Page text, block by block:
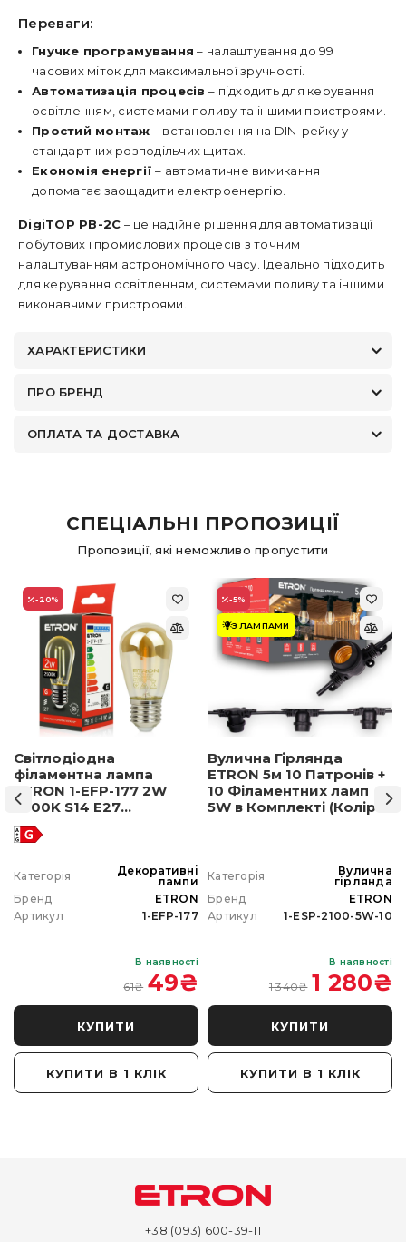
Переваги:
Гнучке програмування – налаштування до 99
часових міток для максимальної зручності.
Автоматизація процесів – підходить для керування
освітленням, системами поливу та іншими пристроями.
Простий монтаж – встановлення на DIN-рейку у
стандартних розподільчих щитах.
Економія енергії – автоматичне вимикання
допомагає заощадити електроенергію.
DigiTOP РВ-2С – це надійне рішення для автоматизації
побутових і промислових процесів з точним
налаштуванням астрономічного часу. Ідеально підходить
для керування освітленням, системами поливу та іншими
виконавчими пристроями.
ХАРАКТЕРИСТИКИ
ПРО БРЕНД
ОПЛАТА ТА ДОСТАВКА
СПЕЦІАЛЬНІ ПРОПОЗИЦІЇ
Пропозиції, які неможливо пропустити
-20%
Світлодіодна
філаментна лампа
ETRON 1-EFP-177 2W
2500K S14 E27
позолочене скло
Категорія
Декоративні
лампи
Бренд
ETRON
Артикул
1-EFP-177
В наявності
61₴ 49₴
КУПИТИ
КУПИТИ В 1 КЛІК
-5%
З ЛАМПАМИ
Вулична Гірлянда
ETRON 5м 10 Патронів +
10 Філаментних ламп
5W в Комплекті (Колір
Категорія
Вулична
гірлянда
Бренд
ETRON
Артикул
1-ESP-2100-5W-10
В наявності
1 340₴ 1 280₴
КУПИТИ
КУПИТИ В 1 КЛІК
+38 (093) 600-39-11